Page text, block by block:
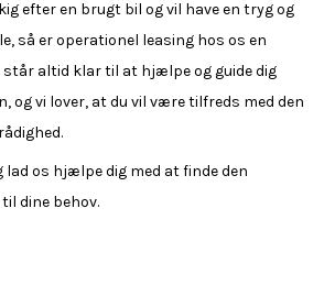
efter en brugt bil og vil have en tryg og
så er operationel leasing hos os en
står altid klar til at hjælpe og guide dig
og vi lover, at du vil være tilfreds med den
lad os hjælpe dig med at finde den
dine behov.